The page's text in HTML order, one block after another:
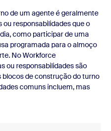
de um agente é geralmente
responsabilidades que o
como participar de uma
programada para o almoço
No Workforce
ou responsabilidades são
blocos de construção do turno
comuns incluem, mas